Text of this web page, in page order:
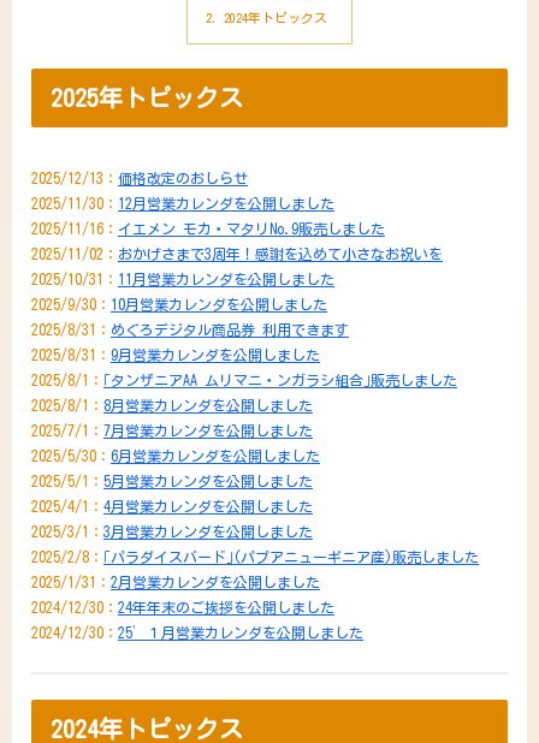
2024年トピックス
2025年トピックス
2025/12/13： 価格改定のおしらせ
2025/11/30： 12月営業カレンダを公開しました
2025/11/16： イエメン モカ・マタリNo.9販売しました
2025/11/02： おかげさまで3周年！感謝を込めて小さなお祝いを
2025/10/31： 11月営業カレンダを公開しました
2025/9/30： 10月営業カレンダを公開しました
2025/8/31： めぐろデジタル商品券 利用できます
2025/8/31： 9月営業カレンダを公開しました
2025/8/1：
｢タンザニアAA ムリマニ・ンガラシ組合｣販売しました
2025/8/1： 8月営業カレンダを公開しました
2025/7/1： 7月営業カレンダを公開しました
2025/5/30： 6月営業カレンダを公開しました
2025/5/1： 5月営業カレンダを公開しました
2025/4/1： 4月営業カレンダを公開しました
2025/3/1： 3月営業カレンダを公開しました
2025/2/8：
｢パラダイスバード｣(パプアニューギニア産)販売しました
2025/1/31： 2月営業カレンダを公開しました
2024/12/30： 24年年末のご挨拶を公開しました
2024/12/30： 25’１月営業カレンダを公開しました
2024年トピックス